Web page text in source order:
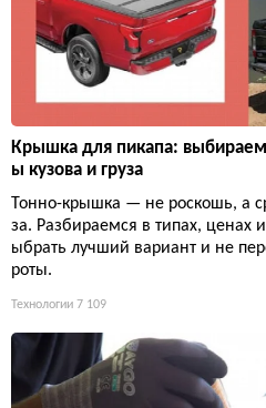
Крышка для пикапа:
ы кузова и груза
Тонно-крышка — не роскошь, а
за. Разбираемся в типах, ценах
ыбрать лучший вариант и не
роты.
Технологии 7 109